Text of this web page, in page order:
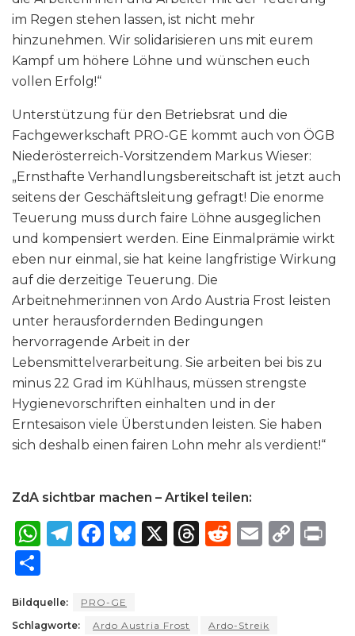
im Regen stehen lassen, ist nicht mehr
hinzunehmen. Wir solidarisieren uns mit eurem
Kampf um höhere Löhne und wünschen euch
vollen Erfolg!“
Unterstützung für den Betriebsrat und die
Fachgewerkschaft PRO-GE kommt auch von ÖGB
Niederösterreich-Vorsitzendem Markus Wieser:
„Ernsthafte Verhandlungsbereitschaft ist jetzt auch
seitens der Geschäftsleitung gefragt! Die enorme
Teuerung muss durch faire Löhne ausgeglichen
und kompensiert werden. Eine Einmalprämie wirkt
eben nur einmal, sie hat keine langfristige Wirkung
auf die derzeitige Teuerung. Die
Arbeitnehmer:innen von Ardo Austria Frost leisten
unter herausfordernden Bedingungen
hervorragende Arbeit in der
Lebensmittelverarbeitung. Sie arbeiten bei bis zu
minus 22 Grad im Kühlhaus, müssen strengste
Hygienevorschriften einhalten und in der
Erntesaison viele Überstunden leisten. Sie haben
sich deshalb einen fairen Lohn mehr als verdient!“
ZdA sichtbar machen – Artikel teilen:
W
ts
T
g
F
e
B X
T
R
E
C
ar
Bildquelle:
PRO-GE
Schlagworte:
Ardo Austria Frost Ardo-Streik